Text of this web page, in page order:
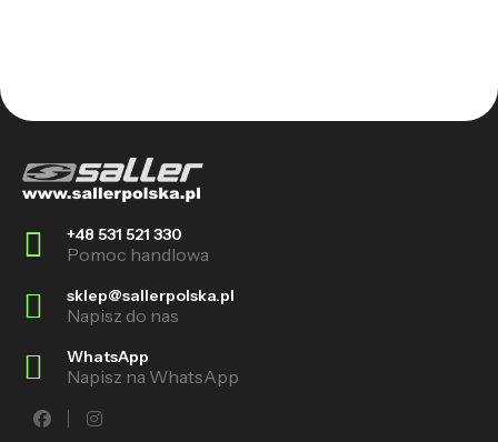
+48 531 521 330
Pomoc handlowa
sklep@sallerpolska.pl
Napisz do nas
WhatsApp
Napisz na WhatsApp